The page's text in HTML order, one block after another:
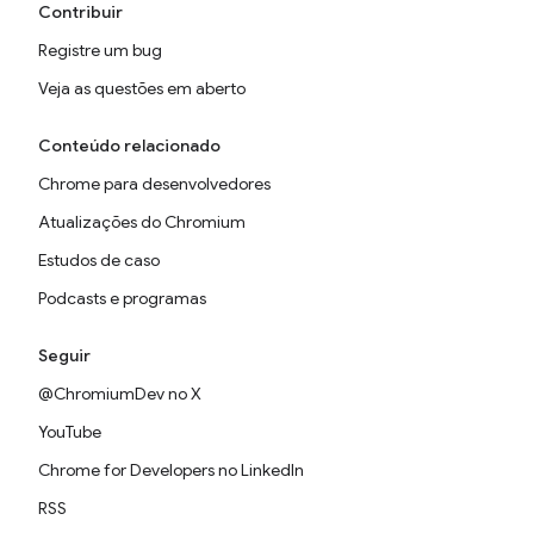
Contribuir
Registre um bug
Veja as questões em aberto
Conteúdo relacionado
Chrome para desenvolvedores
Atualizações do Chromium
Estudos de caso
Podcasts e programas
Seguir
@ChromiumDev no X
YouTube
Chrome for Developers no LinkedIn
RSS